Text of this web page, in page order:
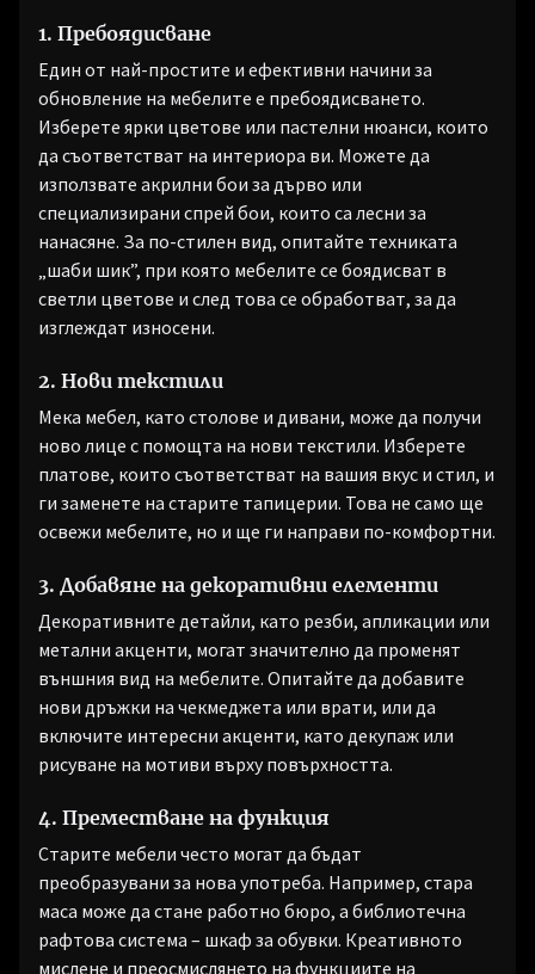
1. Пребоядисване
Един от най-простите и ефективни начини за
обновление на мебелите е пребоядисването.
Изберете ярки цветове или пастелни нюанси, които
да съответстват на интериора ви. Можете да
използвате акрилни бои за дърво или
специализирани спрей бои, които са лесни за
нанасяне. За по-стилен вид, опитайте техниката
„шаби шик”, при която мебелите се боядисват в
светли цветове и след това се обработват, за да
изглеждат износени.
2. Нови текстили
Мека мебел, като столове и дивани, може да получи
ново лице с помощта на нови текстили. Изберете
платове, които съответстват на вашия вкус и стил, и
ги заменете на старите тапицерии. Това не само ще
освежи мебелите, но и ще ги направи по-комфортни.
3. Добавяне на декоративни елементи
Декоративните детайли, като резби, апликации или
метални акценти, могат значително да променят
външния вид на мебелите. Опитайте да добавите
нови дръжки на чекмеджета или врати, или да
включите интересни акценти, като декупаж или
рисуване на мотиви върху повърхността.
4. Преместване на функция
Старите мебели често могат да бъдат
преобразувани за нова употреба. Например, стара
маса може да стане работно бюро, а библиотечна
рафтова система – шкаф за обувки. Креативното
мислене и преосмислянето на функциите на